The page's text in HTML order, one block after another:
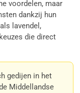
voordelen, maar
dankzij hun
lavendel,
die direct
gedijen in het
Middellandse